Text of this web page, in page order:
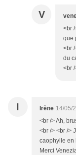
V
<br
que
<br
du
<br
I Irène 14/05/
<br /> Ah,
<br /> <br />
caophylle en
Merci